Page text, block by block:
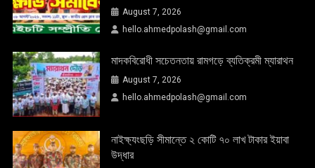
August 7, 2026
hello.ahmedpolash@gmail.com
মাদকবিরোধী সচেতনতায় রামগড়ে ব্যতিক্রমী ম্যারাথন
August 7, 2026
hello.ahmedpolash@gmail.com
নাইক্ষ্যংছড়ি সীমান্তে ২ কোটি ৭০ লাখ টাকার ইয়াবা
উদ্ধার